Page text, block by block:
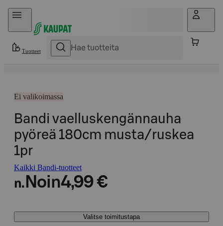
Hyppää sisältöön
Tuotteet
Ei valikoimassa
Bandi vaelluskengännauha
pyöreä 180cm musta/ruskea
1pr
Kaikki Bandi-tuotteet
n. Noin4,99 €
Valitse toimitustapa